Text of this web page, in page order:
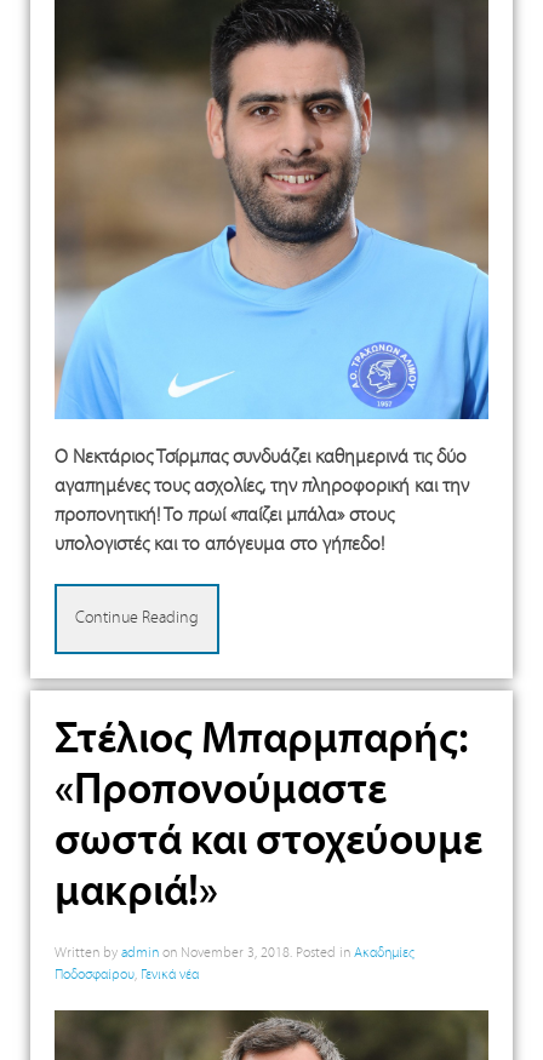
O Νεκτάριος Τσίρμπας συνδυάζει καθημερινά τις δύο
αγαπημένες τους ασχολίες, την πληροφορική και την
προπονητική! Το πρωί «παίζει μπάλα» στους
υπολογιστές και το απόγευμα στο γήπεδο!
Continue Reading
Στέλιος Μπαρμπαρής:
«Προπονούμαστε
σωστά και στοχεύουμε
μακριά!»
Written by admin on November 3, 2018. Posted in Ακαδημίες
Ποδοσφαίρου, Γενικά νέα